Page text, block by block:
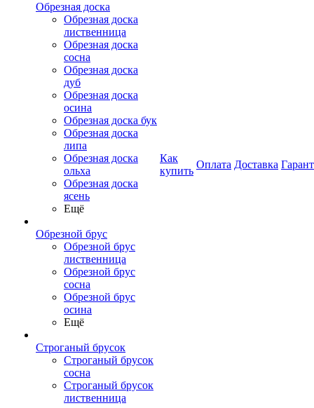
Обрезная доска
Обрезная доска
лиственница
Обрезная доска
сосна
Обрезная доска
дуб
Обрезная доска
осина
Обрезная доска бук
Обрезная доска
липа
Обрезная доска
ольха
Обрезная доска
ясень
Ещё
Обрезной брус
Обрезной брус
лиственница
Обрезной брус
сосна
Обрезной брус
осина
Ещё
Строганый брусок
Строганый брусок
сосна
Строганый брусок
лиственница
Как
купить
Оплата Доставка